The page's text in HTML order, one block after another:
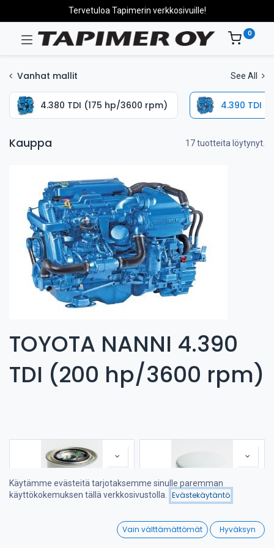
Suosituimmat
Wishlist
Tervetuloa Tapimerin verkkosivuille!
0
Vanhat mallit See All
4.380 TDI (175 hp/3600 rpm) 4.390 TDI
Kauppa 17 tuotteita löytynyt.
TOYOTA NANNI 4.390
TDI (200 hp/3600 rpm)
Käytämme evästeitä tarjotaksemme sinulle paremman
käyttökokemuksen tällä verkkosivustolla.
Evästekäytäntö
Vain välttämättömät Hyväksyn